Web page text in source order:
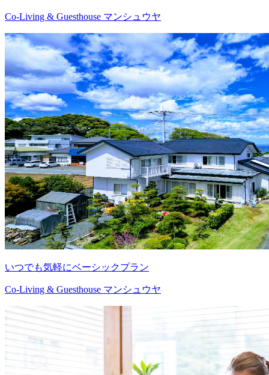
Co-Living & Guesthouse マンシュウヤ
いつでも気軽にベーシックプラン
Co-Living & Guesthouse マンシュウヤ